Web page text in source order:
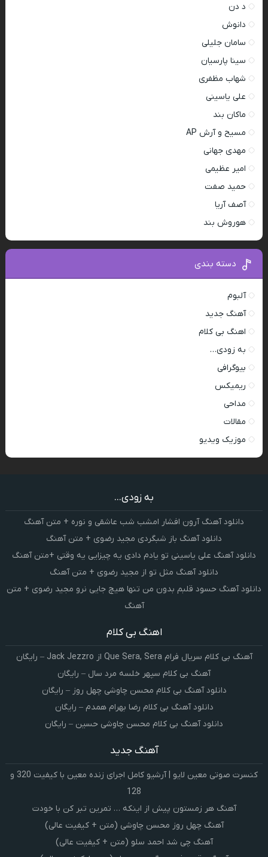
د دن
دانوش
سامان جلیلی
سینا پارسیان
شهاب مظفری
علی یاسینی
ماکان بند
مسیح و آرش AP
مهدی جهانی
امیر عظیمی
حمید صفت
آصف آریا
هوروش بند
دسته بندی
آلبوم
آهنگ جدید
اهنگ بی کلام
به زودی…
بیوگرافی
ریمیکس
مداحی
مقالات
موزیک ویدیو
به زودی...
دانلود آهنگ آرون افشار امشب شب عاشقی و نوره + متن آهنگ
دانلود آهنگ باز شبگردی مجید رضوی + متن آهنگ
دانلود آهنگ علی یاسینی تو یادم دادی یه چیزایی یه وقتی +متن آهنگ
دانلود آهنگ مثل تو از مجید رضوی + متن آهنگ
دانلود آهنگ حسود قلبم بدون من تنها هیچ جایی نرو مجید رضوی + متن
آهنگ
اهنگ بی کلام
آهنگ بی کلام سریال فرام Que Sera, Sera از Jack Jezzro – رایگان
آهنگ بی کلام سپهر خلسه مرد سال – رایگان
دانلود آهنگ بی کلام محسن چاوشی چهل روز – رایگان
دانلود آهنگ بی کلام رضا بهرام همدم – رایگان
دانلود آهنگ بی کلام محسن چاوشی حسین – رایگان
آهنگ جدید
کنسرت صوتی معین لایو | آرشیو کامل اجرای زنده معین با کیفیت 320 و
128
آهنگ هر زمستون پیش از اینکه … تمرین تبر کن با خودت
آهنگ چهل روز محسن چاوشی (متن + کیفیت عالی)
آهنگ چی شد احمد سلو (متن + کیفیت عالی)